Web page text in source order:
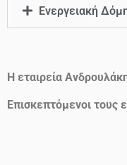
Ενεργειακή
Η εταιρεία
Επισκεπτόμενοι τους